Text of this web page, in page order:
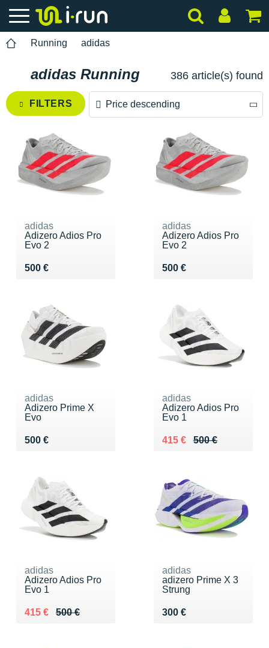
Running adidas
adidas Running 386 article(s) found
FILTERS Price descending
Price ascending
adidas
Adizero Adios Pro
Evo 2
500 €
Vendu 500 €
adidas
Adizero Adios Pro
Evo 2
500 €
Vendu 500 €
adidas
Adizero Prime X
Evo
500 €
Vendu 500 €
adidas
Adizero Adios Pro
Evo 1
500 €
Au lieu de 500 €
415 €
Vendu 415 €
adidas
Adizero Adios Pro
Evo 1
500 €
Au lieu de 500 €
415 €
Vendu 415 €
adidas
adizero Prime X 3
Strung
300 €
Vendu 300 €